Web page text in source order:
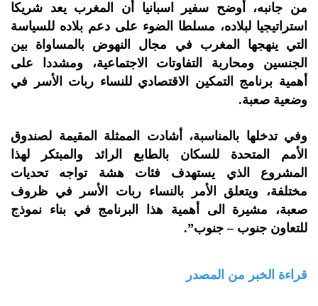
من جانبه، أوضح سفير اسبانيا أن المغرب يعد شريكا
استراتيجيا لبلاده، مسلطا الضوء على دعم بلاده للسياسة
التي ينهجها المغرب في مجال النهوض بالمساواة بين
الجنسين ومحاربة التفاوتات الاجتماعية، ومشددا على
أهمية برنامج التمكين الاقتصادي للنساء ربات الأسر في
وضعية صعبة.
وفي تدخلها بالمناسبة، أشادت الممثلة المقيمة لصندوق
الأمم المتحدة للسكان بالطابع الرائد والمبتكر لهذا
المشروع الذي يستهدف فئات هشة تواجه تحديات
مختلفة، ويتعلق الأمر بالنساء ربات الأسر في ظروف
صعبة، مشيرة الى أهمية هذا البرنامج في بناء نموذج
للتعاون جنوب – جنوب”.
قراءة الخبر من المصدر